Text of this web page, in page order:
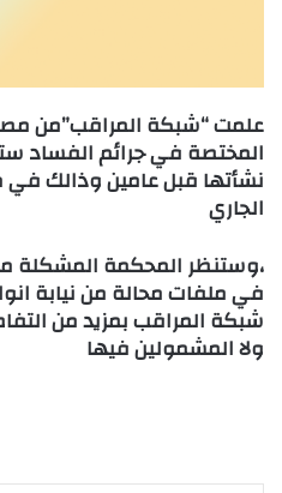
علمت “شبكة المراقب”من
المختصة في جرائم الفساد
الجاري
،وستنظر المحكمة المشكلة
في ملفات محالة من نيابة
شبكة المراقب بمزيد من
ولا المشمولين فيها